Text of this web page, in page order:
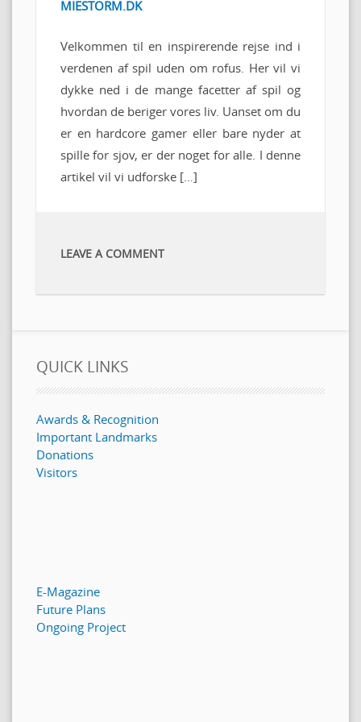
MIESTORM.DK
Velkommen til en inspirerende rejse ind i
verdenen af spil uden om rofus. Her vil vi
dykke ned i de mange facetter af spil og
hvordan de beriger vores liv. Uanset om du
er en hardcore gamer eller bare nyder at
spille for sjov, er der noget for alle. I denne
artikel vil vi udforske […]
LEAVE A COMMENT
QUICK LINKS
Awards & Recognition
Important Landmarks
Donations
Visitors
E-Magazine
Future Plans
Ongoing Project